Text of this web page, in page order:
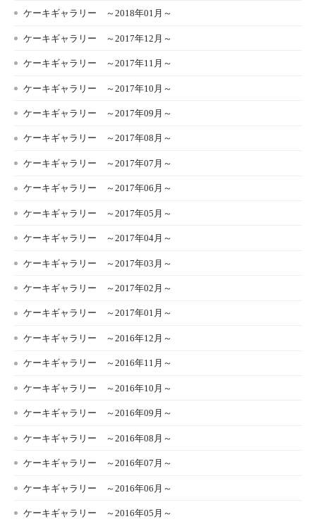
ケーキギャラリー ～2018年01月～
ケーキギャラリー ～2017年12月～
ケーキギャラリー ～2017年11月～
ケーキギャラリー ～2017年10月～
ケーキギャラリー ～2017年09月～
ケーキギャラリー ～2017年08月～
ケーキギャラリー ～2017年07月～
ケーキギャラリー ～2017年06月～
ケーキギャラリー ～2017年05月～
ケーキギャラリー ～2017年04月～
ケーキギャラリー ～2017年03月～
ケーキギャラリー ～2017年02月～
ケーキギャラリー ～2017年01月～
ケーキギャラリー ～2016年12月～
ケーキギャラリー ～2016年11月～
ケーキギャラリー ～2016年10月～
ケーキギャラリー ～2016年09月～
ケーキギャラリー ～2016年08月～
ケーキギャラリー ～2016年07月～
ケーキギャラリー ～2016年06月～
ケーキギャラリー ～2016年05月～